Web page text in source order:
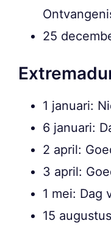
25
1 januari:
6 januari:
2 april:
3 april:
1 mei: Dag
15